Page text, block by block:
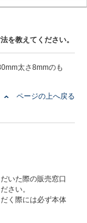
を教えてください。
太さ8mmのも
ページの上へ戻る
いた際の販売窓口
さい。
く際には必ず本体